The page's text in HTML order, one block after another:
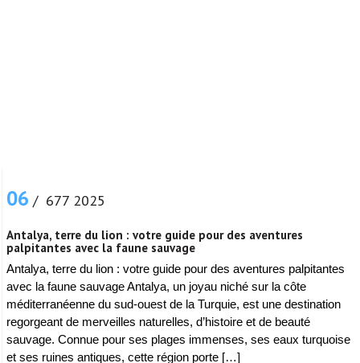
06 / 677 2025
Antalya, terre du lion : votre guide pour des aventures
palpitantes avec la faune sauvage
Antalya, terre du lion : votre guide pour des aventures palpitantes
avec la faune sauvage Antalya, un joyau niché sur la côte
méditerranéenne du sud-ouest de la Turquie, est une destination
regorgeant de merveilles naturelles, d’histoire et de beauté
sauvage. Connue pour ses plages immenses, ses eaux turquoise
et ses ruines antiques, cette région porte […]